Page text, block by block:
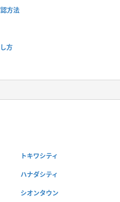
方法
方
トキワシティ
ハナダシティ
シオンタウン